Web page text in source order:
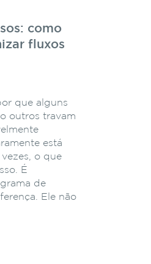
como
fluxos
que alguns
outros travam
está
o que
É
de
Ele não